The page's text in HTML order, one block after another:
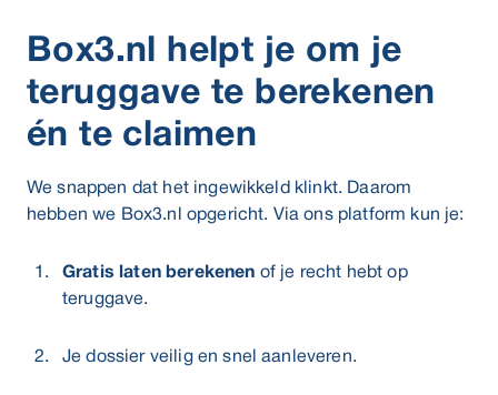
Box3.nl helpt je om je
teruggave te berekenen
én te claimen
We snappen dat het ingewikkeld klinkt. Daarom
hebben we Box3.nl opgericht. Via ons platform kun je:
Gratis laten berekenen of je recht hebt op
teruggave.
Je dossier veilig en snel aanleveren.